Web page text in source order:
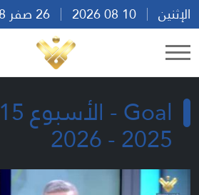
الإثنين
2025 - 2026